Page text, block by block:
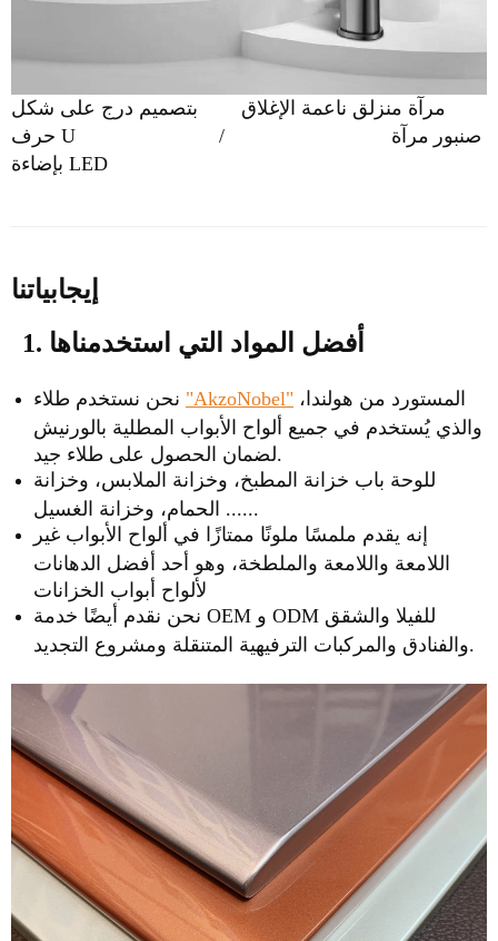
مرآة منزلق ناعمة الإغلاق
بتصميم درج على شكل
حرف U
/ صنبور مرآة
بإضاءة LED
إيجابياتنا
1. أفضل المواد التي استخدمناها
"AkzoNobel"
والذي يُستخدم في جميع ألواح الأبواب المطلية بالورنيش
للوحة باب خزانة المطبخ، وخزانة الملابس، وخزانة
إنه يقدم ملمسًا ملونًا ممتازًا في ألواح الأبواب غير
اللامعة واللامعة والملطخة، وهو أحد أفضل الدهانات
لألواح أبواب الخزانات
نحن نقدم أيضًا خدمة OEM و ODM للفيلا والشقق